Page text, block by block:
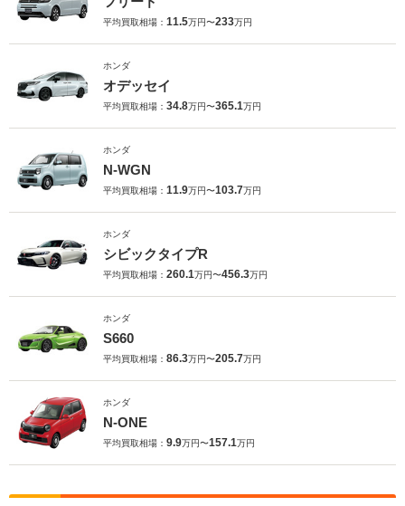
平均買取相場： 11.5万円〜233万円
ホンダ
オデッセイ
平均買取相場： 34.8万円〜365.1万円
ホンダ
N-WGN
平均買取相場： 11.9万円〜103.7万円
ホンダ
シビックタイプR
平均買取相場： 260.1万円〜456.3万円
ホンダ
S660
平均買取相場： 86.3万円〜205.7万円
ホンダ
N-ONE
平均買取相場： 9.9万円〜157.1万円